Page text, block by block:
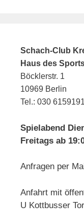
Schach-Club
Haus des
Böcklerstr. 1
10969 Berlin
Tel.: 030 6159191
Spielabend
Freitags ab
Anfragen per
Anfahrt mit
U Kottbusser